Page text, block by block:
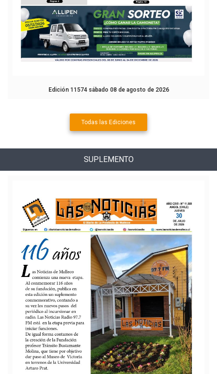
Edición 11574 sábado 08 de agosto de 2026
Todas las Ediciones
SUPLEMENTO